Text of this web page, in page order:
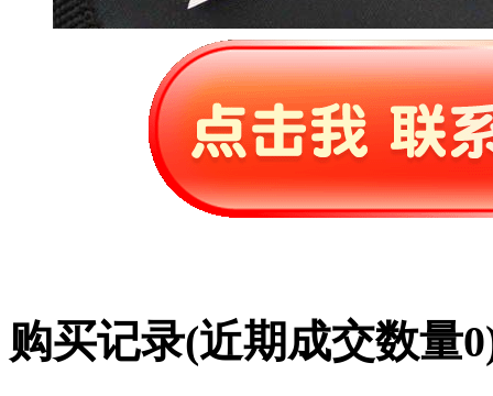
购买记录(近期成交数量0